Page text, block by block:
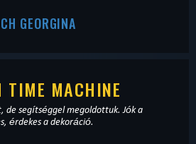
GEORGINA
TIME MACHINE
de segítséggel megoldottuk. Jók a
érdekes a dekoráció.